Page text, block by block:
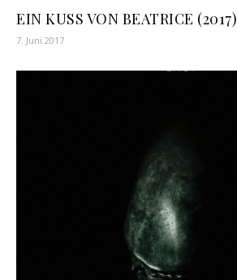
EIN KUSS VON BEATRICE (2017)
7. Juni 2017